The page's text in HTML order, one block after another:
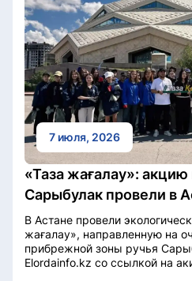
7 июля, 2026
«Таза жағалау»:
Сарыбулак провели в
В Астане провели
жағалау», направленную на
прибрежной зоны ручья
Elordainfo.kz со ссылкой на